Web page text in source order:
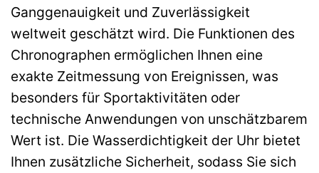
Ganggenauigkeit und Zuverlässigkeit
weltweit geschätzt wird. Die Funktionen des
Chronographen ermöglichen Ihnen eine
exakte Zeitmessung von Ereignissen, was
besonders für Sportaktivitäten oder
technische Anwendungen von unschätzbarem
Wert ist. Die Wasserdichtigkeit der Uhr bietet
Ihnen zusätzliche Sicherheit, sodass Sie sich